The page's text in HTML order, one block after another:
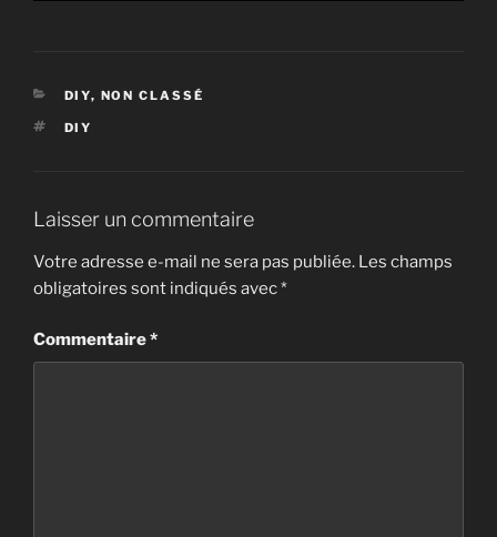
CATÉGORIES
DIY, NON CLASSÉ
ÉTIQUETTES
DIY
Laisser un commentaire
Votre adresse e-mail ne sera pas publiée. Les champs
obligatoires sont indiqués avec*
Commentaire*